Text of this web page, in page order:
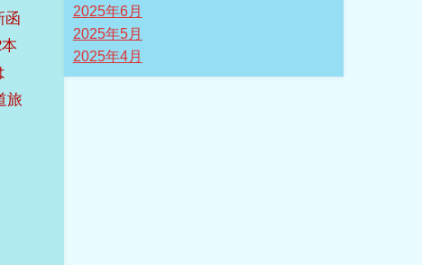
函
旅
2025年6月
2025年5月
2025年4月